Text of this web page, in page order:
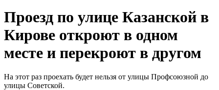
Проезд по улице Казанской в
Кирове откроют в одном
месте и перекроют в другом
На этот раз проехать будет нельзя от улицы Профсоюзной до
улицы Советской.